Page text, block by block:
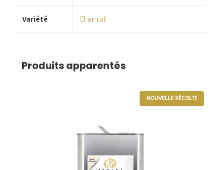
Variété Chemlali
Produits apparentés
NOUVELLE RÉCOLTE